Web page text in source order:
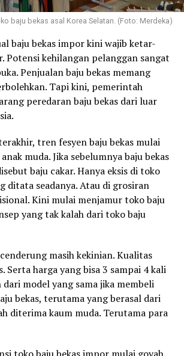
baju bekas asal Korea Selatan. (Foto: Merdeka)
baju bekas impor kini wajib ketar-
Potensi kehilangan pelanggan sangat
Penjualan baju bekas memang
Tapi kini, pemerintah
peredaran baju bekas dari luar
tren fesyen baju bekas mulai
muda. Jika sebelumnya baju bekas
baju cakar. Hanya eksis di toko
ditata seadanya. Atau di grosiran
Kini mulai menjamur toko baju
yang tak kalah dari toko baju
masih kekinian. Kualitas
Serta harga yang bisa 3 sampai 4 kali
model yang sama jika membeli
bekas, terutama yang berasal dari
diterima kaum muda. Terutama para
toko baju bekas impor mulai goyah.